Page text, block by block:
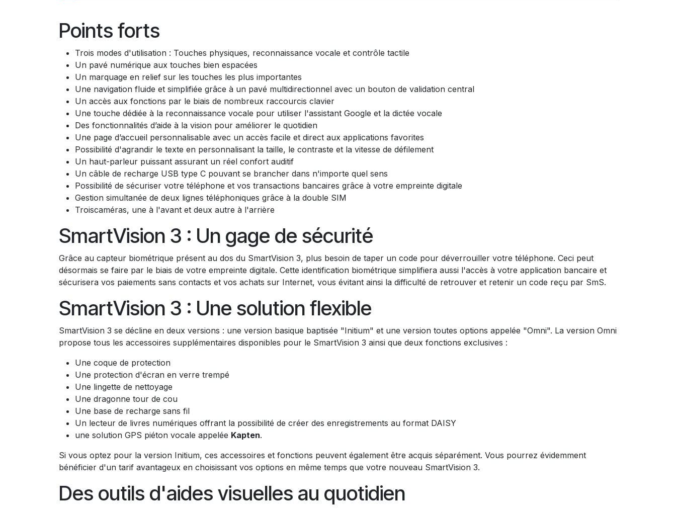
Points forts
Trois modes d'utilisation : Touches physiques, reconnaissance vocale et contrôle tactile
Un pavé numérique aux touches bien espacées
Un marquage en relief sur les touches les plus importantes
Une navigation fluide et simplifiée grâce à un pavé multidirectionnel avec un bouton de validation central
Un accès aux fonctions par le biais de nombreux raccourcis clavier
Une touche dédiée à la reconnaissance vocale pour utiliser l'assistant Google et la dictée vocale
Des fonctionnalités d’aide à la vision pour améliorer le quotidien
Une page d’accueil personnalisable avec un accès facile et direct aux applications favorites
Possibilité d'agrandir le texte en personnalisant la taille, le contraste et la vitesse de défilement
Un haut-parleur puissant assurant un réel confort auditif
Un câble de recharge USB type C pouvant se brancher dans n'importe quel sens
Possibilité de sécuriser votre téléphone et vos transactions bancaires grâce à votre empreinte digitale
Gestion simultanée de deux lignes téléphoniques grâce à la double SIM
Troiscaméras, une à l'avant et deux autre à l'arrière
SmartVision 3 : Un gage de sécurité
Grâce au capteur biométrique présent au dos du SmartVision 3, plus besoin de taper un code pour déverrouiller votre téléphone. Ceci peut
désormais se faire par le biais de votre empreinte digitale. Cette identification biométrique simplifiera aussi l'accès à votre application bancaire et
sécurisera vos paiements sans contacts et vos achats sur Internet, vous évitant ainsi la difficulté de retrouver et retenir un code reçu par SmS.
SmartVision 3 : Une solution flexible
SmartVision 3 se décline en deux versions : une version basique baptisée "Initium" et une version toutes options appelée "Omni". La version Omni
propose tous les accessoires supplémentaires disponibles pour le SmartVision 3 ainsi que deux fonctions exclusives :
Une coque de protection
Une protection d'écran en verre trempé
Une lingette de nettoyage
Une dragonne tour de cou
Une base de recharge sans fil
Un lecteur de livres numériques offrant la possibilité de créer des enregistrements au format DAISY
une solution GPS piéton vocale appelée Kapten.
Si vous optez pour la version Initium, ces accessoires et fonctions peuvent également être acquis séparément. Vous pourrez évidemment
bénéficier d'un tarif avantageux en choisissant vos options en même temps que votre nouveau SmartVision 3.
Des outils d'aides visuelles au quotidien